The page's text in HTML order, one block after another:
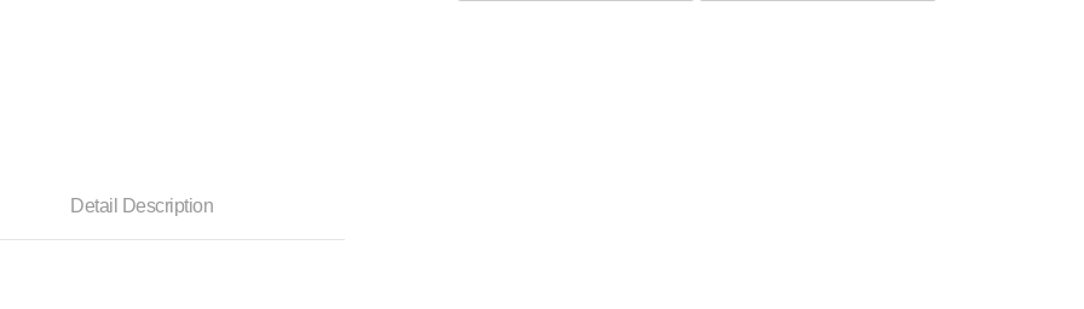
Detail Description